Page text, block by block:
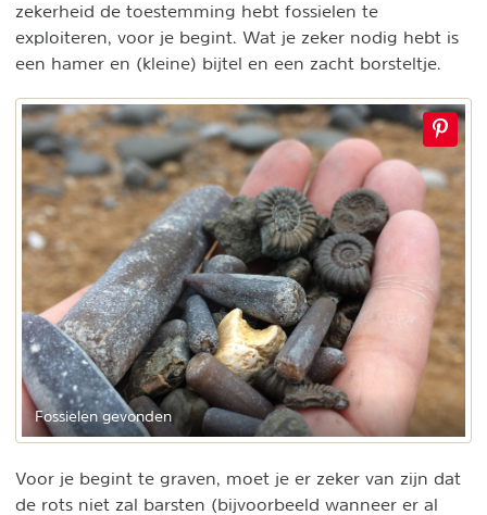
zekerheid de toestemming hebt fossielen te
exploiteren, voor je begint. Wat je zeker nodig hebt is
een hamer en (kleine) bijtel en een zacht borsteltje.
Fossielen gevonden
Voor je begint te graven, moet je er zeker van zijn dat
de rots niet zal barsten (bijvoorbeeld wanneer er al